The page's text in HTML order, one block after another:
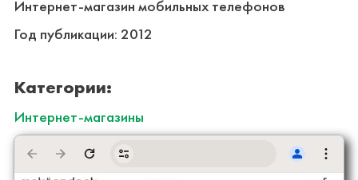
Интернет-магазин мобильных телефонов
Год публикации: 2012
Категории:
Интернет-магазины